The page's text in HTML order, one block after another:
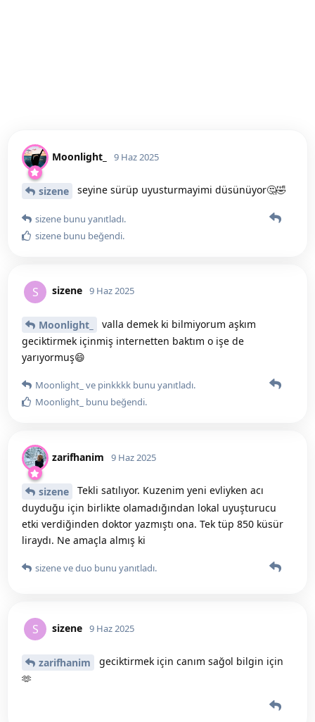
Moonlight_ 9 Haz 2025
sizene seyine sürüp uyusturmayimi düsünüyor🤔🤣
sizene bunu yanıtladı.
sizene bunu beğendi.
S sizene 9 Haz 2025
Moonlight_
valla demek ki bilmiyorum aşkım
geciktirmek içinmiş internetten baktım o işe de
yarıyormuş😄
Moonlight_ ve pinkkkk bunu yanıtladı.
Moonlight_ bunu beğendi.
zarifhanim 9 Haz 2025
sizene
Tekli satılıyor. Kuzenim yeni evliyken acı
duyduğu için birlikte olamadığından lokal uyuşturucu
etki verdiğinden doktor yazmıştı ona. Tek tüp 850 küsür
liraydı. Ne amaçla almış ki
sizeneveduo bunu yanıtladı.
S sizene 9 Haz 2025
zarifhanim
geciktirmek için canım sağol bilgin için
🫶